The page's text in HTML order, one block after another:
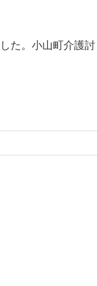
た。小山町介護討